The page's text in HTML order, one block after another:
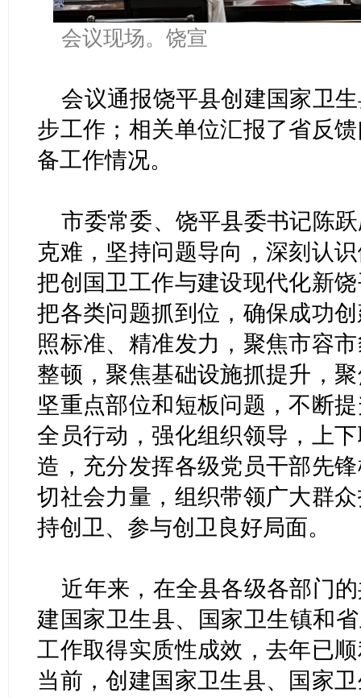
会议现场。饶宣
会议通报饶平县创建国家卫
步工作；相关单位汇报了省反
备工作情况。
市委常委、饶平县委书记陈
克难，坚持问题导向，深刻认
把创国卫工作与建设现代化新
把各类问题抓到位，确保成功
照标准、精准发力，聚焦市容
整顿，聚焦基础设施抓提升，
坚重点部位和短板问题，不断
全员行动，强化组织领导，上
造，充分发挥各级党员干部先
切社会力量，组织带领广大群
持创卫、参与创卫良好局面。
近年来，在全县各级各部门
建国家卫生县、国家卫生镇和
工作取得实质性成效，去年已
当前，创建国家卫生县、国家